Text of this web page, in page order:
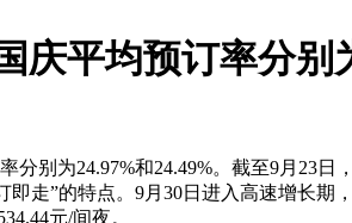
平均预订率分别
别为24.97%和24.49%。截至9月23
走”的特点。9月30日进入高速增长
元/间夜。